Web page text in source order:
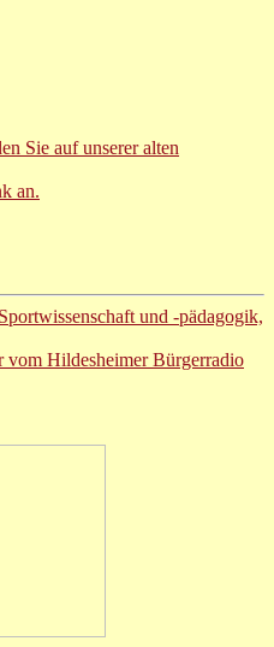
Sie auf unserer alten
an.
und -pädagogik,
vom Hildesheimer Bürgerradio